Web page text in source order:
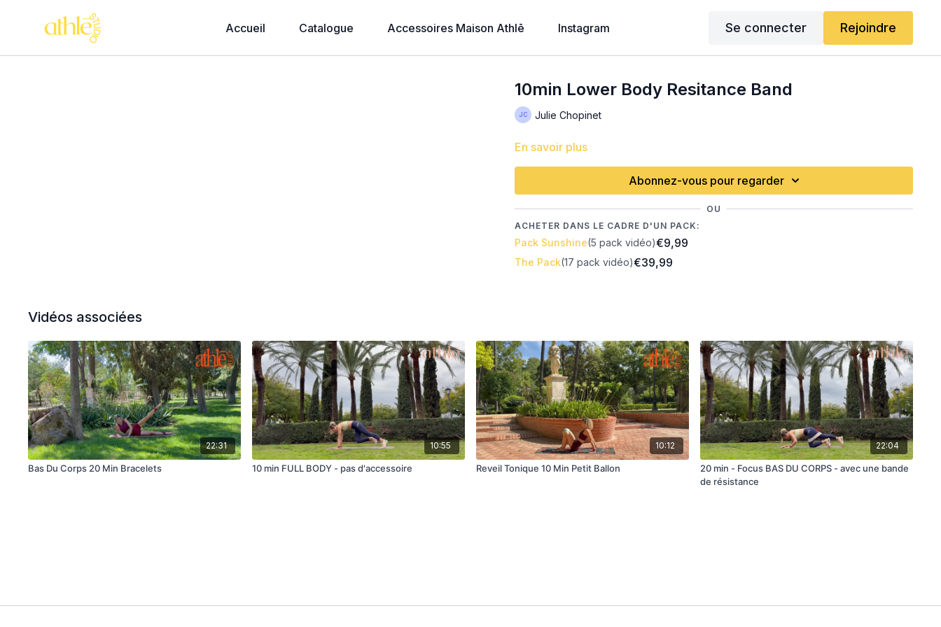
Accueil Catalogue Accessoires Maison Athlē Instagram Se connecter Rejoindre
10min Lower Body Resitance Band
Julie Chopinet
En savoir plus
Abonnez-vous pour regarder
OU
ACHETER DANS LE CADRE D'UN PACK:
Pack Sunshine(5 pack vidéo)€9,99
The Pack(17 pack vidéo)€39,99
Vidéos associées
22:31
Bas Du Corps 20 Min Bracelets
10:55
10 min FULL BODY - pas d'accessoire
10:12
Reveil Tonique 10 Min Petit Ballon
22:04
20 min - Focus BAS DU CORPS - avec une bande
de résistance